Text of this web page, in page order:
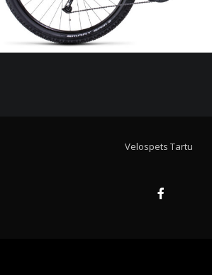
Velospets Tartu